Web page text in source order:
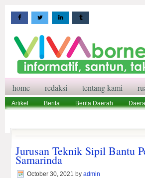
home redaksi tentang kami
Artikel Berita Berita Daerah
Jurusan Teknik Sipil Bantu
Samarinda
October 30, 2021 by admin